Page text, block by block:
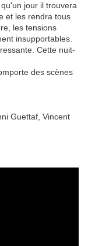
jour il trouvera
et les rendra tous
les tensions
insupportables.
Cette nuit-
des scènes
Guettaf, Vincent